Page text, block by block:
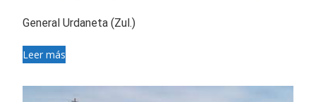
General Urdaneta (Zul.)
Leer más